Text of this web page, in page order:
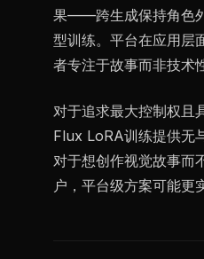
果——跨生成保持角色
型训练。平台在应用层
者专注于故事而非技术
对于追求最大控制权且
Flux LoRA训练提供无
对于想创作视觉故事而
户，平台级方案可能更